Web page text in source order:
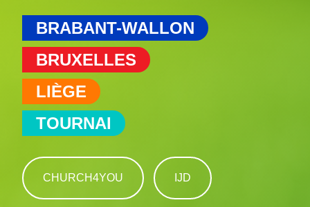
BRABANT-WALLON
BRUXELLES
LIÈGE
TOURNAI
CHURCH4YOU IJD